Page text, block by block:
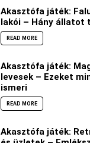
Akasztófa játék:
lakói – Hány állatot
READ MORE
Akasztófa játék:
levesek – Ezeket
ismeri
READ MORE
Akasztófa játék: